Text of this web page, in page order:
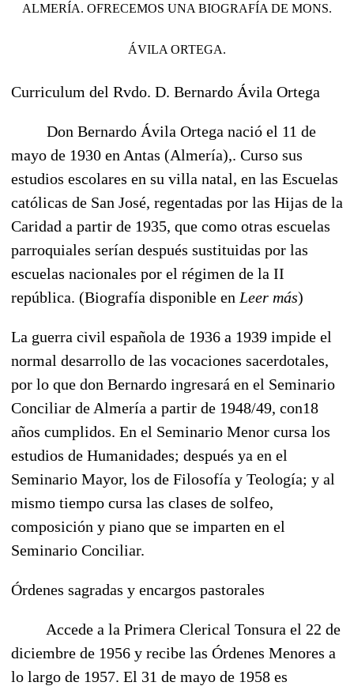
ALMERÍA. OFRECEMOS UNA BIOGRAFÍA DE MONS.
ÁVILA ORTEGA.
Curriculum del Rvdo. D. Bernardo Ávila Ortega
Don Bernardo Ávila Ortega nació el 11 de
mayo de 1930 en Antas (Almería),. Curso sus
estudios escolares en su villa natal, en las Escuelas
católicas de San José, regentadas por las Hijas de la
Caridad a partir de 1935, que como otras escuelas
parroquiales serían después sustituidas por las
escuelas nacionales por el régimen de la II
república. (Biografía disponible en Leer más)
La guerra civil española de 1936 a 1939 impide el
normal desarrollo de las vocaciones sacerdotales,
por lo que don Bernardo ingresará en el Seminario
Conciliar de Almería a partir de 1948/49, con18
años cumplidos. En el Seminario Menor cursa los
estudios de Humanidades; después ya en el
Seminario Mayor, los de Filosofía y Teología; y al
mismo tiempo cursa las clases de solfeo,
composición y piano que se imparten en el
Seminario Conciliar.
Órdenes sagradas y encargos pastorales
Accede a la Primera Clerical Tonsura el 22 de
diciembre de 1956 y recibe las Órdenes Menores a
lo largo de 1957. El 31 de mayo de 1958 es